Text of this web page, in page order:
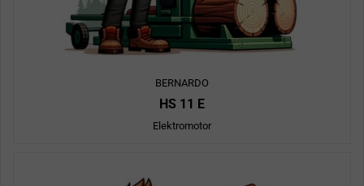
BERNARDO
HS 11 E
Elektromotor